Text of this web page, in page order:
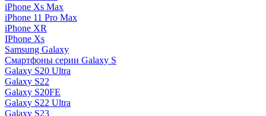
iPhone Xs Max
iPhone 11 Pro Max
iPhone XR
IPhone Xs
Samsung Galaxy
Смартфоны серии Galaxy S
Galaxy S20 Ultra
Galaxy S22
Galaxy S20FE
Galaxy S22 Ultra
Galaxy S23